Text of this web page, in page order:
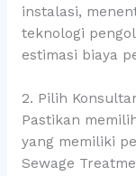
instalasi,
teknologi
estimasi biaya
2. Pilih
Pastikan
yang memiliki
Sewage